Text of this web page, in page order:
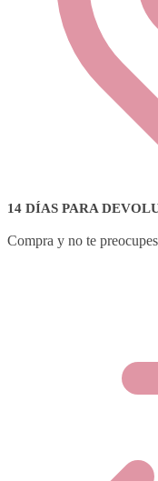
14 DÍAS PARA
Compra y no te